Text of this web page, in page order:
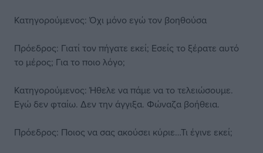
Κατηγορούμενος: Όχι μόνο εγώ τον βοηθούσα
Πρόεδρος: Γιατί τον πήγατε εκεί; Εσείς το ξέρατε αυτό
το μέρος; Για το ποιο λόγο;
Κατηγορούμενος: Ήθελε να πάμε να το τελειώσουμε.
Εγώ δεν φταίω. Δεν την άγγιξα. Φώναζα βοήθεια.
Πρόεδρος: Ποιος να σας ακούσει κύριε…Τι έγινε εκεί;